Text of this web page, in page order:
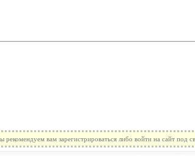
вам зарегистрироваться либо войти на сайт под